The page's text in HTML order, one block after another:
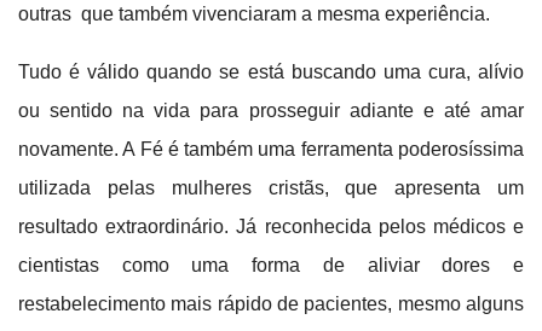
outras que também vivenciaram a mesma experiência.
Tudo é válido quando se está buscando uma cura, alívio
ou sentido na vida para prosseguir adiante e até amar
novamente. A Fé é também uma ferramenta poderosíssima
utilizada pelas mulheres cristãs, que apresenta um
resultado extraordinário.Já reconhecida pelos médicos e
cientistas como uma forma de aliviar dores e
restabelecimento mais rápido de pacientes, mesmo alguns